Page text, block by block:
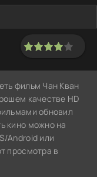
фильм Чан Кван
качестве HD
обновил
кино можно на
Android или
просмотра в